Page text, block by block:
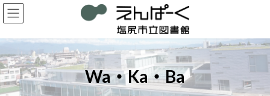
コ
ン
ン
ツ
へ
ス
キ
ナ
ビ
ー
シ
ョ
ン
に
Wa・Ka・Ba